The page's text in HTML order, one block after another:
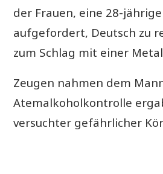
der Frauen, eine 28-
aufgefordert, Deutsch zu
zum Schlag mit einer
Zeugen nahmen dem
Atemalkoholkontrolle
versuchter gefährlicher